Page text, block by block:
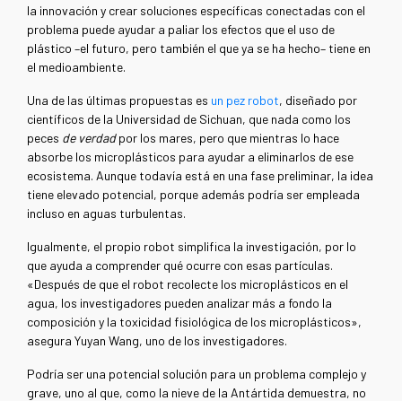
la innovación y crear soluciones específicas conectadas con el
problema puede ayudar a paliar los efectos que el uso de
plástico –el futuro, pero también el que ya se ha hecho– tiene en
el medioambiente.
Una de las últimas propuestas es un pez robot, diseñado por
científicos de la Universidad de Sichuan, que nada como los
peces de verdadpor los mares, pero que mientras lo hace
absorbe los microplásticos para ayudar a eliminarlos de ese
ecosistema. Aunque todavía está en una fase preliminar, la idea
tiene elevado potencial, porque además podría ser empleada
incluso en aguas turbulentas.
Igualmente, el propio robot simplifica la investigación, por lo
que ayuda a comprender qué ocurre con esas partículas.
«Después de que el robot recolecte los microplásticos en el
agua, los investigadores pueden analizar más a fondo la
composición y la toxicidad fisiológica de los microplásticos»,
asegura Yuyan Wang, uno de los investigadores.
Podría ser una potencial solución para un problema complejo y
grave, uno al que, como la nieve de la Antártida demuestra, no